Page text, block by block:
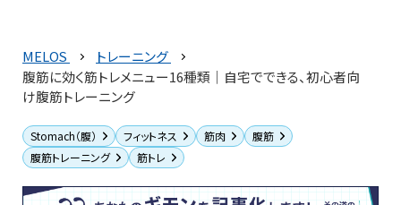
MELOS
トレーニング
腹筋に効く筋トレメニュー16種類｜自宅でできる、初心者向
け腹筋トレーニング
Stomach（腹） フィットネス 筋肉
腹筋
腹筋トレーニング
筋トレ